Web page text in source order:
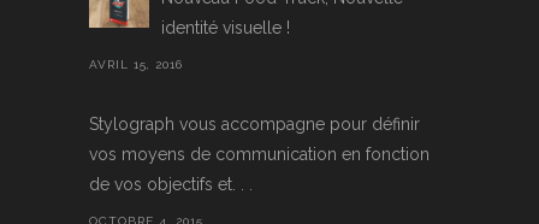
identité visuelle !
AVRIL 15, 2016
Stylograph vous accompagne pour définir
vos moyens de communication en fonction
de vos objectifs et. . .
OCTOBRE 4, 2015